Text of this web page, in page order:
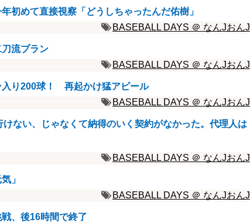
初めて直接視察「どうしちゃったんだ佑樹」
BASEBALL DAYS ＠ なんJおんJ
刀流プラン
BASEBALL DAYS ＠ なんJおんJ
り200球！ 再起かけ猛アピール
BASEBALL DAYS ＠ なんJおんJ
ない、じゃなくて納得のいく契約がなかった。代理人は
BASEBALL DAYS ＠ なんJおんJ
」
BASEBALL DAYS ＠ なんJおんJ
、後16時間で終了